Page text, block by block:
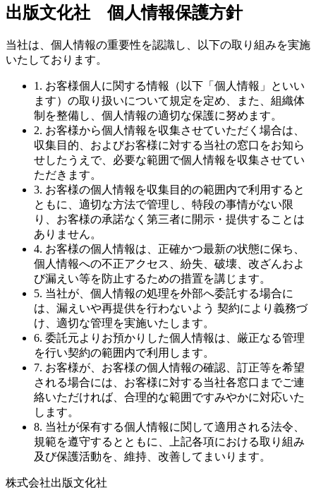
出版文化社 個人情報保護方針
当社は、個人情報の重要性を認識し、以下の取り組みを実施
いたしております。
1. お客様個人に関する情報（以下「個人情報」といい
ます）の取り扱いについて規定を定め、また、組織体
制を整備し、個人情報の適切な保護に努めます。
2. お客様から個人情報を収集させていただく場合は、
収集目的、およびお客様に対する当社の窓口をお知ら
せしたうえで、必要な範囲で個人情報を収集させてい
ただきます。
3. お客様の個人情報を収集目的の範囲内で利用すると
ともに、適切な方法で管理し、特段の事情がない限
り、お客様の承諾なく第三者に開示・提供することは
ありません。
4. お客様の個人情報は、正確かつ最新の状態に保ち、
個人情報への不正アクセス、紛失、破壊、改ざんおよ
び漏えい等を防止するための措置を講じます。
5. 当社が、個人情報の処理を外部へ委託する場合に
は、漏えいや再提供を行わないよう 契約により義務づ
け、適切な管理を実施いたします。
6. 委託元よりお預かりした個人情報は、厳正なる管理
を行い契約の範囲内で利用します。
7. お客様が、お客様の個人情報の確認、訂正等を希望
される場合には、お客様に対する当社各窓口までご連
絡いただければ、合理的な範囲ですみやかに対応いた
します。
8. 当社が保有する個人情報に関して適用される法令、
規範を遵守するとともに、上記各項における取り組み
及び保護活動を、維持、改善してまいります。
株式会社出版文化社